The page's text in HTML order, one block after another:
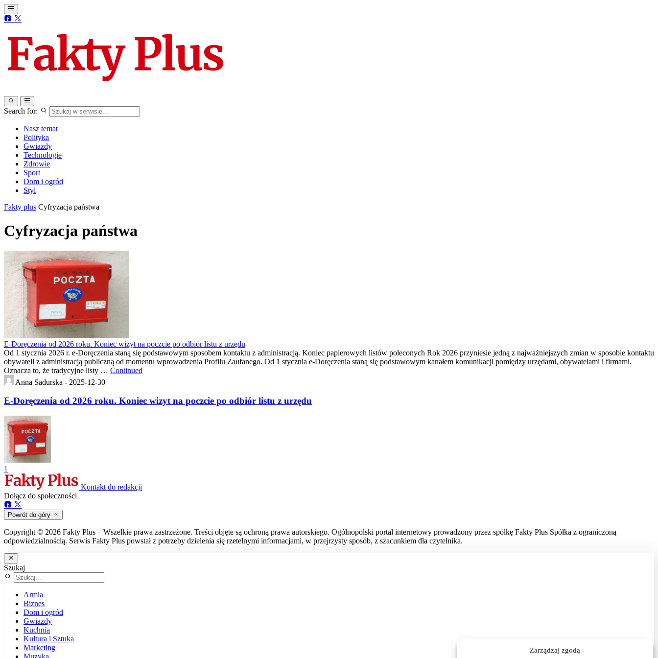
Zarządzaj zgodą
Search for:
Nasz temat
Polityka
Gwiazdy
Technologie
Zdrowie
Sport
Dom i ogród
Styl
Fakty plus Cyfryzacja państwa
Cyfryzacja państwa
E-Doręczenia od 2026 roku. Koniec wizyt na poczcie po odbiór listu z urzędu
Od 1 stycznia 2026 r. e-Doręczenia staną się podstawowym sposobem kontaktu z administracją. Koniec papierowych listów poleconych Rok 2026 przyniesie jedną z najważniejszych zmian w sposobie kontaktu
obywateli z administracją publiczną od momentu wprowadzenia Profilu Zaufanego. Od 1 stycznia e-Doręczenia staną się podstawowym kanałem komunikacji pomiędzy urzędami, obywatelami i firmami.
Oznacza to, że tradycyjne listy … Continued
Anna Sadurska - 2025-12-30
E-Doręczenia od 2026 roku. Koniec wizyt na poczcie po odbiór listu z urzędu
1
Kontakt do redakcji
Dołącz do społeczności
Powrót do góry
Copyright © 2026 Fakty Plus – Wszelkie prawa zastrzeżone. Treści objęte są ochroną prawa autorskiego. Ogólnopolski portal internetowy prowadzony przez spółkę Fakty Plus Spółka z ograniczoną
odpowiedzialnością. Serwis Fakty Plus powstał z potrzeby dzielenia się rzetelnymi informacjami, w przejrzysty sposób, z szacunkiem dla czytelnika.
Szukaj
Armia
Biznes
Dom i ogród
Gwiazdy
Kuchnia
Kultura i Sztuka
Marketing